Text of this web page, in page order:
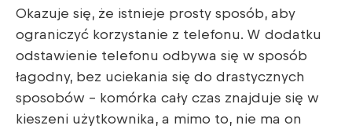
Okazuje się, że istnieje prosty sposób, aby
ograniczyć korzystanie z telefonu. W dodatku
odstawienie telefonu odbywa się w sposób
łagodny, bez uciekania się do drastycznych
sposobów – komórka cały czas znajduje się w
kieszeni użytkownika, a mimo to, nie ma on